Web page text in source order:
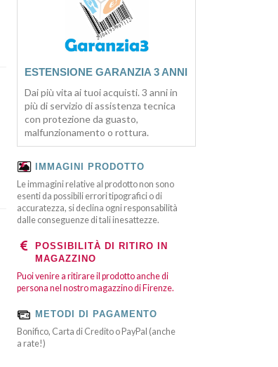
ESTENSIONE GARANZIA 3 ANNI
Dai più vita ai tuoi acquisti. 3 anni in
più di servizio di assistenza tecnica
con protezione da guasto,
malfunzionamento o rottura.
IMMAGINI PRODOTTO
Le immagini relative al prodotto non sono
esenti da possibili errori tipografici o di
accuratezza, si declina ogni responsabilità
dalle conseguenze di tali inesattezze.
POSSIBILITÀ DI RITIRO IN
MAGAZZINO
Puoi venire a ritirare il prodotto anche di
persona nel nostro magazzino di Firenze.
METODI DI PAGAMENTO
Bonifico, Carta di Credito o PayPal (anche
a rate!)